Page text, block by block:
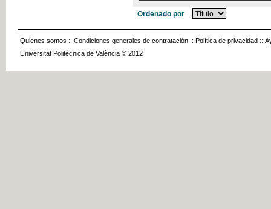
Ordenado por
Quienes somos :: Condiciones generales de contratación :: Política de privacidad ::
Universitat Politècnica de València © 2012